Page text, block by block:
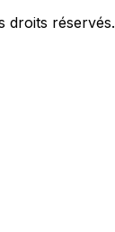
droits réservés.